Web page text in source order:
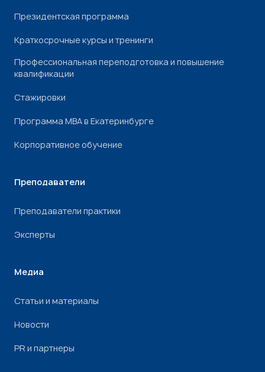
Президентская программа
Краткосрочные курсы и тренинги
Профессиональная переподготовка и повышение
квалификации
Стажировки
Программа МВА в Екатеринбурге
Корпоративное обучение
Преподаватели
Преподаватели практики
Эксперты
Медиа
Статьи и материалы
Новости
PR и партнеры